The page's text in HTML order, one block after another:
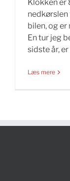
Klokken er
bilen, og er
En tur jeg
sidste år, er
Læs mere